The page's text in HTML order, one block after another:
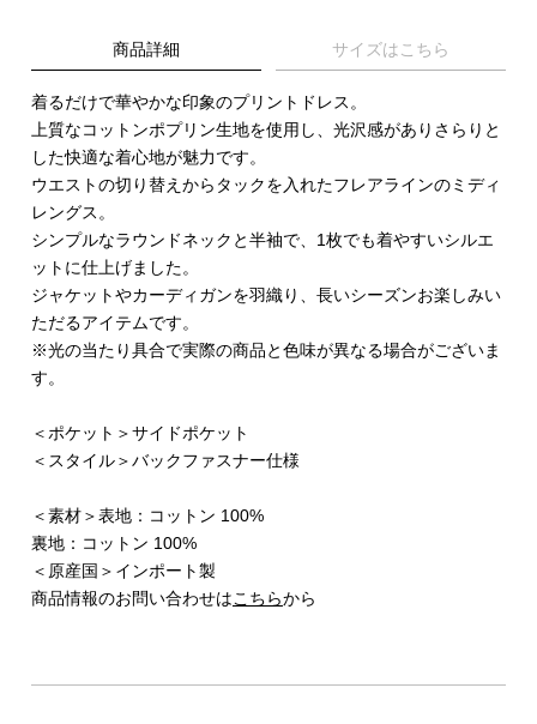
商品詳細 サイズはこちら
着るだけで華やかな印象のプリントドレス。
上質なコットンポプリン生地を使用し、光沢感がありさらりと
した快適な着心地が魅力です。
ウエストの切り替えからタックを入れたフレアラインのミディ
レングス。
シンプルなラウンドネックと半袖で、1枚でも着やすいシルエ
ットに仕上げました。
ジャケットやカーディガンを羽織り、長いシーズンお楽しみい
ただるアイテムです。
※光の当たり具合で実際の商品と色味が異なる場合がございま
す。
＜ポケット＞サイドポケット
＜スタイル＞バックファスナー仕様
＜素材＞表地：コットン 100%
裏地：コットン 100%
＜原産国＞インポート製
商品情報のお問い合わせはこちらから